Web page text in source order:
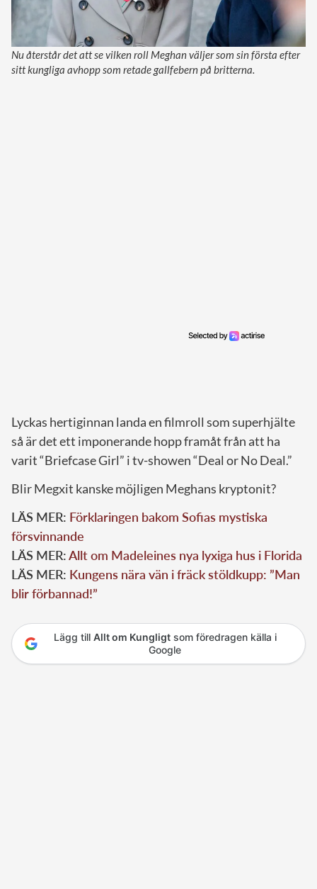
Nu återstår det att se vilken roll Meghan väljer som sin första efter
sitt kungliga avhopp som retade gallfebern på britterna.
Lyckas hertiginnan landa en filmroll som superhjälte
så är det ett imponerande hopp framåt från att ha
varit “Briefcase Girl” i tv-showen “Deal or No Deal.”
Blir Megxit kanske möjligen Meghans kryptonit?
LÄS MER: Förklaringen bakom Sofias mystiska
försvinnande
LÄS MER:Allt om Madeleines nya lyxiga hus i Florida
LÄS MER: Kungens nära vän i fräck stöldkupp: ”Man
blir förbannad!”
Lägg till Allt om Kungligtsom föredragen källa i
Google